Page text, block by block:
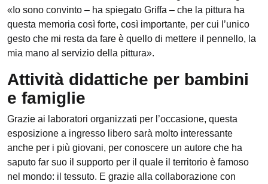
«Io sono convinto – ha spiegato Griffa – che la pittura ha
questa memoria così forte, così importante, per cui l’unico
gesto che mi resta da fare è quello di mettere il pennello, la
mia mano al servizio della pittura».
Attività didattiche per bambini
e famiglie
Grazie ai laboratori organizzati per l’occasione, questa
esposizione a ingresso libero sarà molto interessante
anche per i più giovani, per conoscere un autore che ha
saputo far suo il supporto per il quale il territorio è famoso
nel mondo: il tessuto. E grazie alla collaborazione con